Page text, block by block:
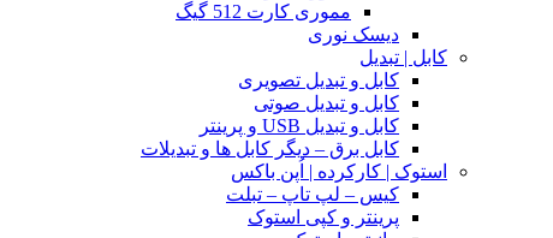
مموری کارت 512 گیگ
دیسک نوری
کابل | تبدیل
کابل و تبدیل تصویری
کابل و تبدیل صوتی
کابل و تبدیل USB و پرینتر
کابل برق – دیگر کابل ها و تبدیلات
استوک | کارکرده | اُپن باکس
کیس – لپ تاپ – تبلت
پرینتر و کپی استوک